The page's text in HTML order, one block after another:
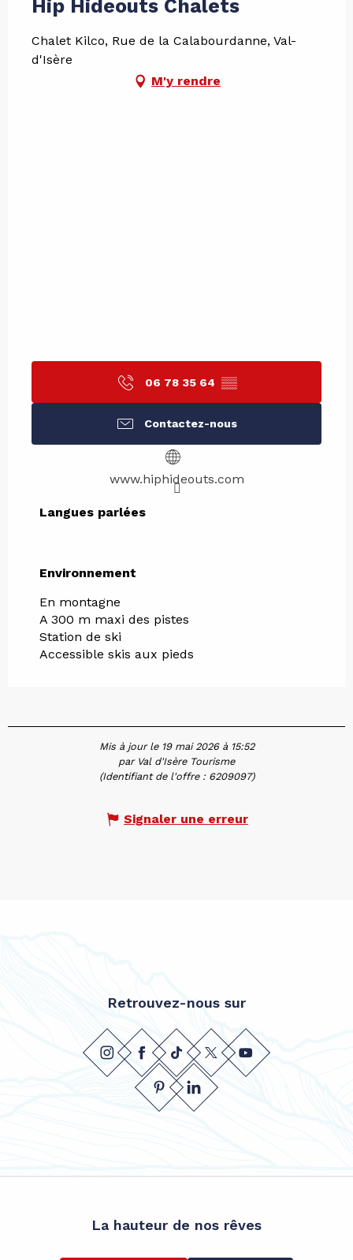
Hip Hideouts Chalets
Chalet Kilco, Rue de la Calabourdanne, Val-
d'Isère
M'y rendre
06 78 35 64 ▒▒
Contactez-nous
www.hiphideouts.com
Langues parlées
Langues parlées
Environnement
Environnement
En montagne
A 300 m maxi des pistes
Station de ski
Accessible skis aux pieds
Mis à jour le 19 mai 2026 à 15:52
par Val d'Isère Tourisme
(Identifiant de l'offre : 6209097)
Signaler une erreur
Retrouvez-nous sur
La hauteur de nos rêves